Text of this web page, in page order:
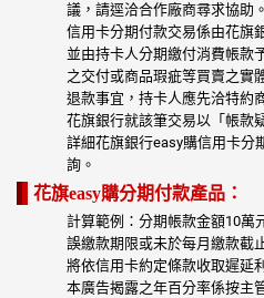
議，請逕洽合作廠商尋求協助。
信用卡分期付款交易係由花旗
並由持卡人分期繳付消費帳款
之交付或商品瑕疵等買賣之實
退款事宜，持卡人應先洽特約
花旗銀行就該筆交易以「帳款
詳細花旗銀行easy購信用卡分
詢。
花旗easy購分期付款產品：
計算範例：分期帳款金額10萬
誤繳款期限或未於每月繳款截
將依信用卡約定條款收取遲延
本廣告揭露之年百分率係按主